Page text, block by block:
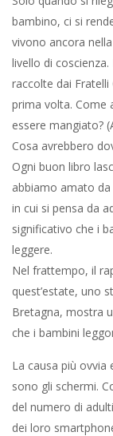
bambino, ci si
vivono ancora
livello di
raccolte dai
prima volta. Come
essere mangiato?
Cosa avrebbero
Ogni buon libro
abbiamo amato
in cui si pensa da
significativo che i
leggere.
Nel frattempo, il
quest’estate, uno
Bretagna, mostra
che i bambini
La causa più ovvia
sono gli schermi.
del numero di
dei loro